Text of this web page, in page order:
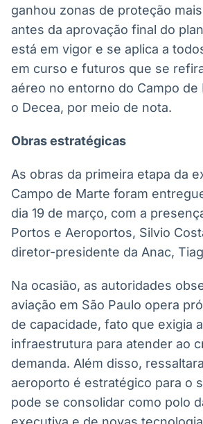
ganhou zonas de proteção
antes da aprovação final do
está em vigor e se aplica a
em curso e futuros que se
aéreo no entorno do Campo de
o Decea, por meio de nota.
Obras estratégicas
As obras da primeira etapa da
Campo de Marte foram
dia 19 de março, com a
Portos e Aeroportos, Silvio
diretor-presidente da Anac,
Na ocasião, as autoridades
aviação em São Paulo opera
de capacidade, fato que exigia
infraestrutura para atender ao
demanda. Além disso,
aeroporto é estratégico para o
pode se consolidar como polo